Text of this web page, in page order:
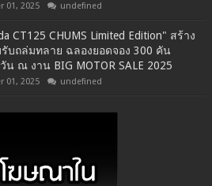
01, 2025 undefined
CT125 CHUMS Limited Edition" สร้าง
บถล่มทลาย ฉลองยอดจอง 300 คัน
น ณ งาน BIG MOTOR SALE 2025
01, 2025 undefined